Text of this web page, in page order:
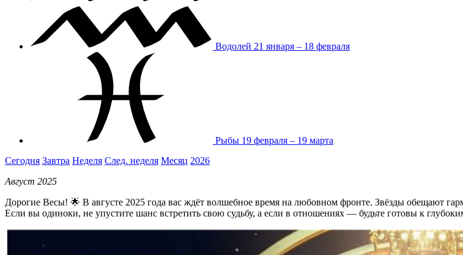
Водолей 21 января – 18 февраля
Рыбы 19 февраля – 19 марта
Сегодня Завтра Неделя След. неделя Месяц 2026
Август 2025
Дорогие Весы! 🌟 В августе 2025 года вас ждёт волшебное время на любовном фронте. Звёзды обещают
Если вы одиноки, не упустите шанс встретить свою судьбу, а если в отношениях — будьте готовы к